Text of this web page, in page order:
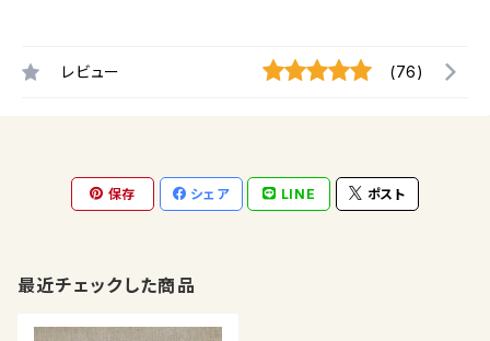
レビュー (76)
保存 シェア LINE ポスト
最近チェックした商品